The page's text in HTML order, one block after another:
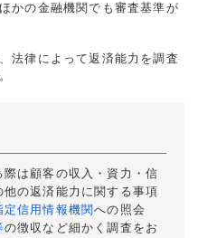
かの金融機関でも審査基準が
法律によって返済能力を調査
は顧客の収入・資力・信
の返済能力に関する事項
定信用情報機関への照会
の徴収など細かく調査をお